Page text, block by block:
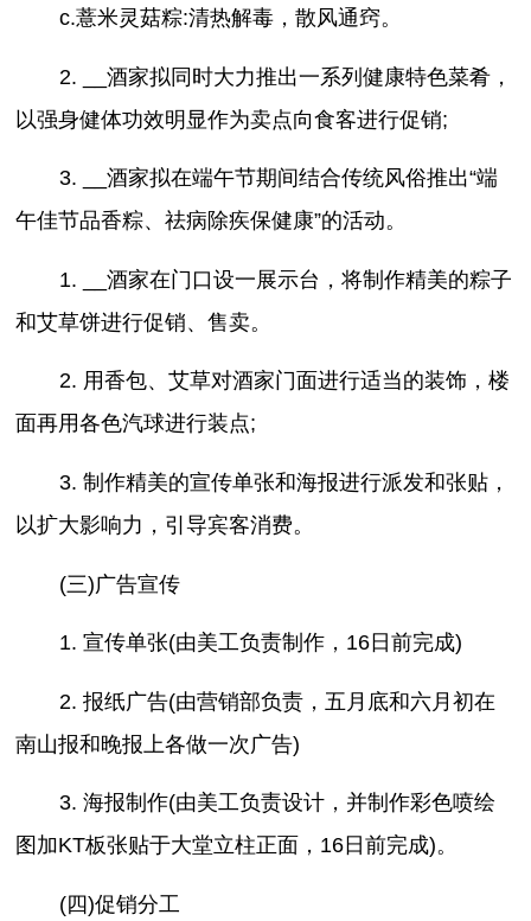
c.薏米灵菇粽:清热解毒，散风通窍。
2. __酒家拟同时大力推出一系列健康特色菜肴，
以强身健体功效明显作为卖点向食客进行促销;
3. __酒家拟在端午节期间结合传统风俗推出“端
午佳节品香粽、祛病除疾保健康”的活动。
1. __酒家在门口设一展示台，将制作精美的粽子
和艾草饼进行促销、售卖。
2. 用香包、艾草对酒家门面进行适当的装饰，楼
面再用各色汽球进行装点;
3. 制作精美的宣传单张和海报进行派发和张贴，
以扩大影响力，引导宾客消费。
(三)广告宣传
1. 宣传单张(由美工负责制作，16日前完成)
2. 报纸广告(由营销部负责，五月底和六月初在
南山报和晚报上各做一次广告)
3. 海报制作(由美工负责设计，并制作彩色喷绘
图加KT板张贴于大堂立柱正面，16日前完成)。
(四)促销分工